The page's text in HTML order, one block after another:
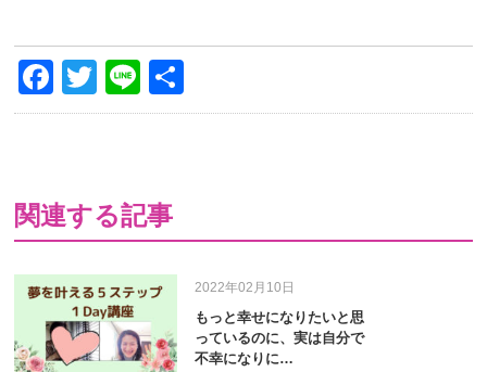
Facebook
Twitter
Line
有
関連する記事
2022年02月10日
もっと幸せになりたいと思
っているのに、実は自分で
不幸になりに…